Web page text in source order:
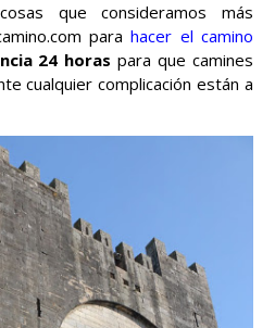
que consideramos más
parahacer el camino
24 horas para que camines
cualquier complicación están a